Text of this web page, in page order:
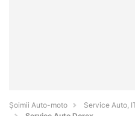
Șoimii Auto-moto
Service Auto,